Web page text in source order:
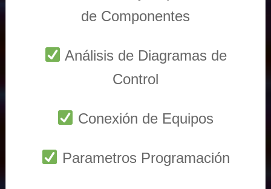
de Componentes
Análisis de Diagramas de
Control
Conexión de Equipos
Parametros Programación